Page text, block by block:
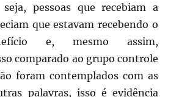
pessoas que recebiam a
que estavam recebendo o
e, mesmo assim,
comparado ao grupo controle
foram contemplados com as
palavras, isso é evidência